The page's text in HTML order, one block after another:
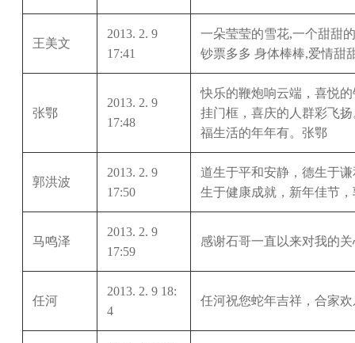
王美文
2013. 2. 9
17:41
一朵莹莹的雪花,一个甜甜
钞票多多 身体棒棒,爱情甜
张鄂
2013. 2. 9
17:48
快乐的鞭炮响云端，喜悦
挂门框，喜庆的人群彩飞
福生活的年年有。张鄂
郭洪波
2013. 2. 9
17:50
道生于平和安静，德生于
生于健康成就，新年佳节
马鸣泽
2013. 2. 9
17:59
感谢石哥一直以来对我的
任河
2013. 2. 9 18:
4
任河祝您蛇年吉祥，合家